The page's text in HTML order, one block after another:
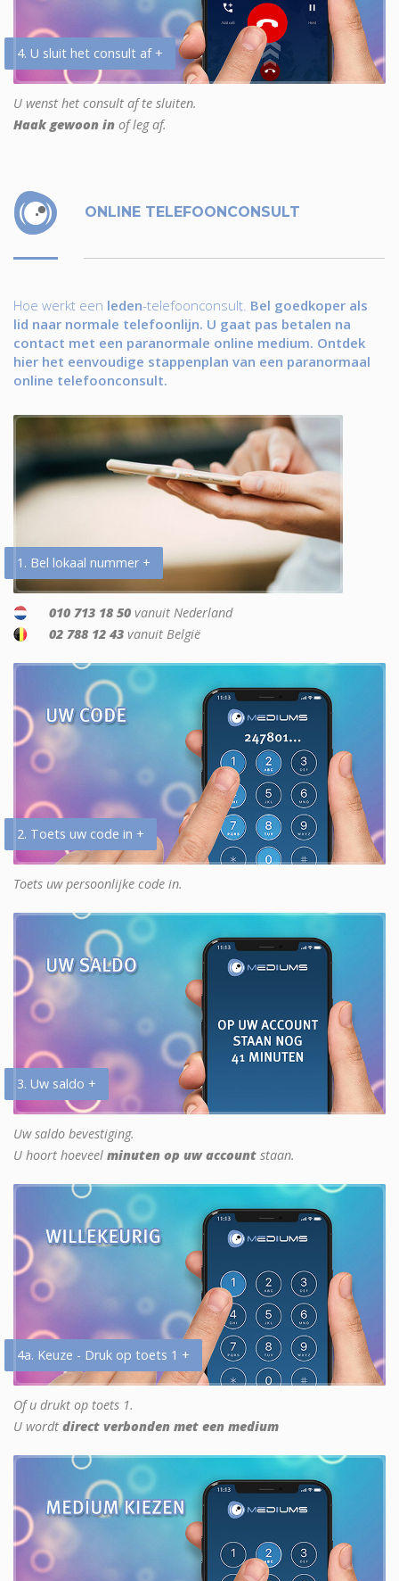
4. U sluit het consult af +
U wenst het consult af te sluiten.
Haak gewoon in of leg af.
ONLINE TELEFOONCONSULT
Hoe werkt een leden-telefoonconsult. Bel goedkoper als
lid naar normale telefoonlijn. U gaat pas betalen na
contact met een paranormale online medium. Ontdek
hier het eenvoudige stappenplan van een paranormaal
online telefoonconsult.
1. Bel lokaal nummer +
010 713 18 50 vanuit Nederland
02 788 12 43 vanuit België
2. Toets uw code in +
Toets uw persoonlijke code in.
3. Uw saldo +
Uw saldo bevestiging.
U hoort hoeveel minuten op uw account staan.
4a. Keuze - Druk op toets 1 +
Of u drukt op toets 1.
U wordt direct verbonden met een medium